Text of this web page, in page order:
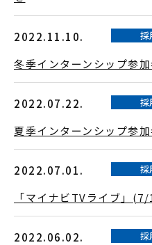
2022.11.10. 採
冬季インターンシップ参
2022.07.22. 採
夏季インターンシップ参
2022.07.01. 採
「マイナビTVライブ」
2022.06.02. 採